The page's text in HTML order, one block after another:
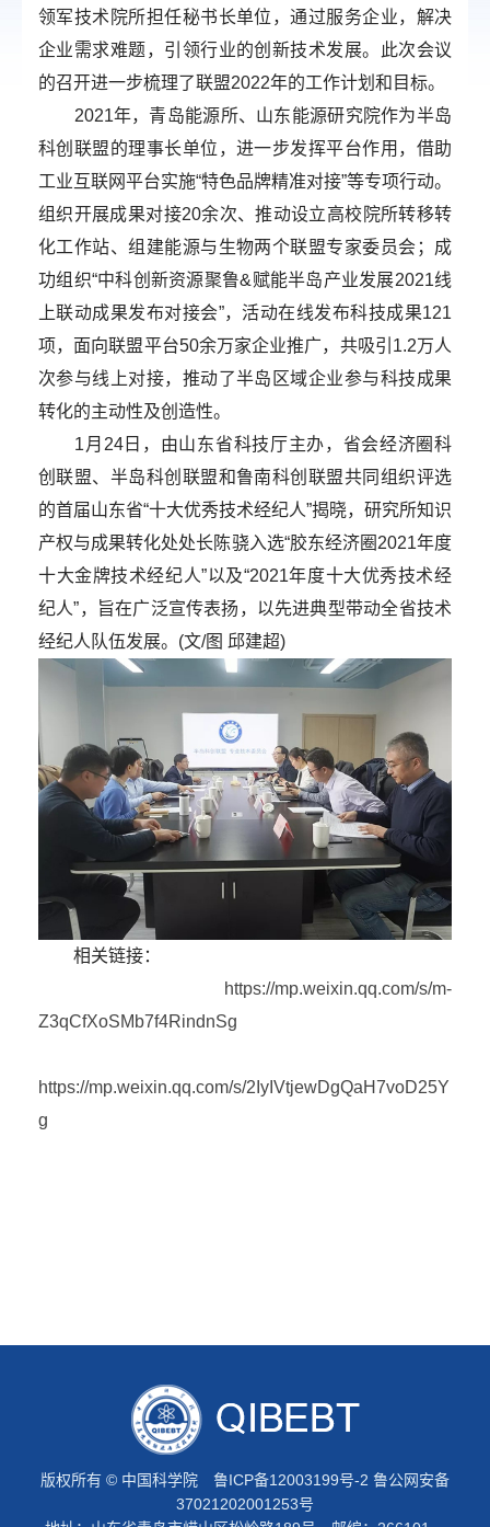
领军技术院所担任秘书长单位，通过服务企业，解决
企业需求难题，引领行业的创新技术发展。此次会议
的召开进一步梳理了联盟2022年的工作计划和目标。
2021年，青岛能源所、山东能源研究院作为半岛
科创联盟的理事长单位，进一步发挥平台作用，借助
工业互联网平台实施“特色品牌精准对接”等专项行动。
组织开展成果对接20余次、推动设立高校院所转移转
化工作站、组建能源与生物两个联盟专家委员会；成
功组织“中科创新资源聚鲁&赋能半岛产业发展2021线
上联动成果发布对接会”，活动在线发布科技成果121
项，面向联盟平台50余万家企业推广，共吸引1.2万人
次参与线上对接，推动了半岛区域企业参与科技成果
转化的主动性及创造性。
1月24日，由山东省科技厅主办，省会经济圈科
创联盟、半岛科创联盟和鲁南科创联盟共同组织评选
的首届山东省“十大优秀技术经纪人”揭晓，研究所知识
产权与成果转化处处长陈骁入选“胶东经济圈2021年度
十大金牌技术经纪人”以及“2021年度十大优秀技术经
纪人”，旨在广泛宣传表扬，以先进典型带动全省技术
经纪人队伍发展。 (文/图 邱建超)
相关链接：
https://mp.weixin.qq.com/s/m-
Z3qCfXoSMb7f4RindnSg
https://mp.weixin.qq.com/s/2IyIVtjewDgQaH7voD25Y
g
版权所有 © 中国科学院 鲁ICP备12003199号-2 鲁公网安备
37021202001253号